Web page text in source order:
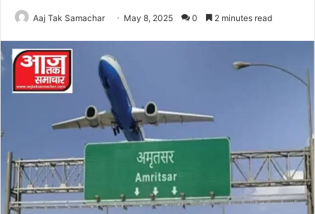
Aaj Tak Samachar May 8, 2025 0 2 minutes read